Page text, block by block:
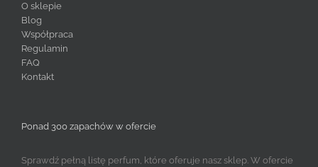
O sklepie
Blog
Współpraca
Regulamin
FAQ
Kontakt
Ponad 300 zapachów w ofercie
Sprawdź pełną listę perfum, które oferuje nasz sklep. W ofercie